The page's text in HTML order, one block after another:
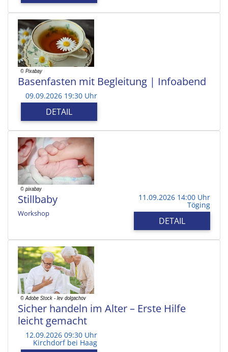
Basenfasten mit Begleitung | Infoabend
09.09.2026 19:30 Uhr
DETAIL
Stillbaby
Workshop
11.09.2026 14:00 Uhr
Töging
DETAIL
Sicher handeln im Alter – Erste Hilfe
leicht gemacht
12.09.2026 09:30 Uhr
Kirchdorf bei Haag